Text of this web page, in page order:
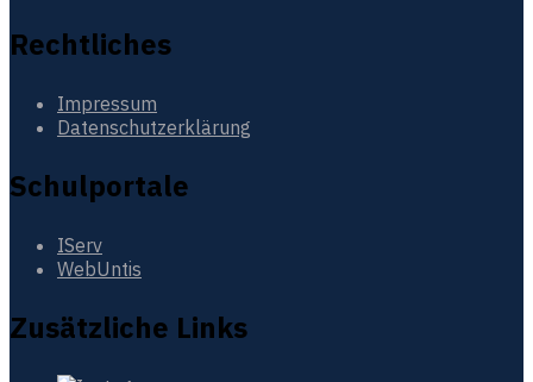
Rechtliches
Impressum
Datenschutzerklärung
Schulportale
IServ
WebUntis
Zusätzliche Links